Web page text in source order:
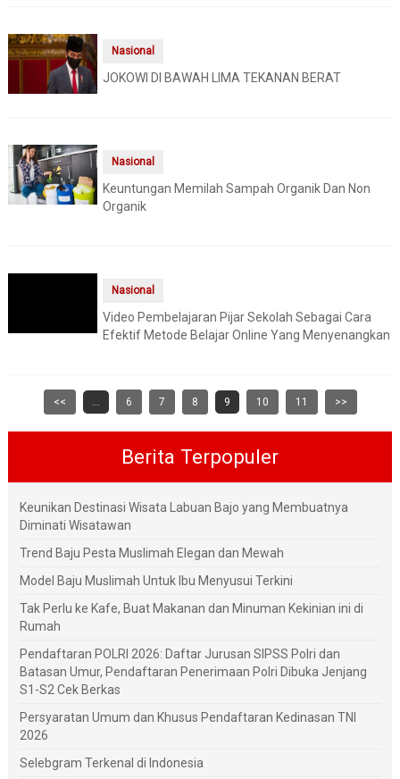
Nasional
JOKOWI DI BAWAH LIMA TEKANAN BERAT
Nasional
Keuntungan Memilah Sampah Organik Dan Non
Organik
Nasional
Video Pembelajaran Pijar Sekolah Sebagai Cara
Efektif Metode Belajar Online Yang Menyenangkan
<< ... 6 7 8 9 10 11 >>
Berita Terpopuler
Keunikan Destinasi Wisata Labuan Bajo yang Membuatnya
Diminati Wisatawan
Trend Baju Pesta Muslimah Elegan dan Mewah
Model Baju Muslimah Untuk Ibu Menyusui Terkini
Tak Perlu ke Kafe, Buat Makanan dan Minuman Kekinian ini di
Rumah
Pendaftaran POLRI 2026: Daftar Jurusan SIPSS Polri dan
Batasan Umur, Pendaftaran Penerimaan Polri Dibuka Jenjang
S1-S2 Cek Berkas
Persyaratan Umum dan Khusus Pendaftaran Kedinasan TNI
2026
Selebgram Terkenal di Indonesia